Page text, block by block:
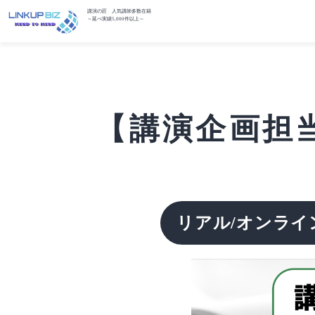
講演の匠 人気講師多数在籍
～延べ実績5,000件以上～
【講演企画
リアル/オンライ